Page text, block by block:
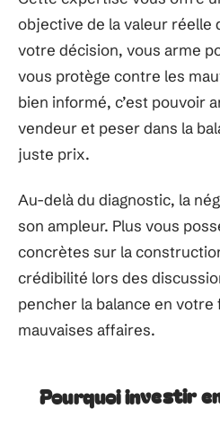
objective de la valeur réelle
votre décision, vous arme
vous protège contre les
bien informé, c’est pouvoir
vendeur et peser dans la
juste prix.
Au-delà du diagnostic, la
son ampleur. Plus vous
concrètes sur la
crédibilité lors des
pencher la balance en
mauvaises affaires.
Pourquoi investir